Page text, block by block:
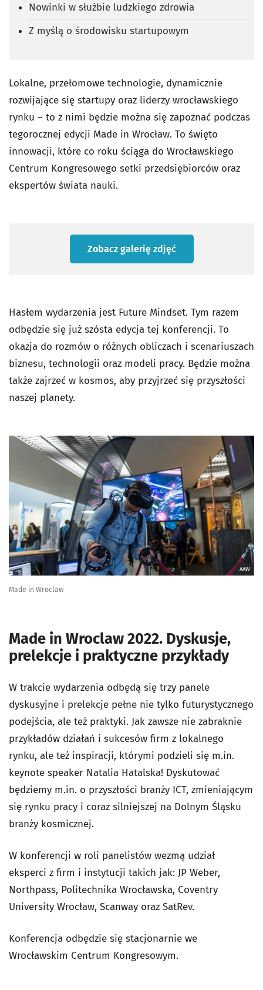
Nowinki w służbie ludzkiego zdrowia
Z myślą o środowisku startupowym
Lokalne, przełomowe technologie, dynamicznie
rozwijające się startupy oraz liderzy wrocławskiego
rynku – to z nimi będzie można się zapoznać podczas
tegorocznej edycji Made in Wrocław. To święto
innowacji, które co roku ściąga do Wrocławskiego
Centrum Kongresowego setki przedsiębiorców oraz
ekspertów świata nauki.
Zobacz galerię zdjęć
Hasłem wydarzenia jest Future Mindset. Tym razem
odbędzie się już szósta edycja tej konferencji. To
okazja do rozmów o różnych obliczach i scenariuszach
biznesu, technologii oraz modeli pracy. Będzie można
także zajrzeć w kosmos, aby przyjrzeć się przyszłości
naszej planety.
AAW
Made in Wroclaw
Made in Wroclaw 2022. Dyskusje,
prelekcje i praktyczne przykłady
W trakcie wydarzenia odbędą się trzy panele
dyskusyjne i prelekcje pełne nie tylko futurystycznego
podejścia, ale też praktyki. Jak zawsze nie zabraknie
przykładów działań i sukcesów firm z lokalnego
rynku, ale też inspiracji, którymi podzieli się m.in.
keynote speaker Natalia Hatalska! Dyskutować
będziemy m.in. o przyszłości branży ICT, zmieniającym
się rynku pracy i coraz silniejszej na Dolnym Śląsku
branży kosmicznej.
W konferencji w roli panelistów wezmą udział
eksperci z firm i instytucji takich jak: JP Weber,
Northpass, Politechnika Wrocławska, Coventry
University Wrocław, Scanway oraz SatRev.
Konferencja odbędzie się stacjonarnie we
Wrocławskim Centrum Kongresowym.